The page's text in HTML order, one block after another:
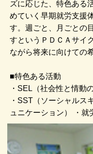
ズに応じた、特色ある
めていく早期就労支援
す。週ごと、月ごとの
すというＰＤＣＡサイ
ながら将来に向けての
■特色ある活動
・SEL（社会性と情動
・SST（ソーシャルス
ュニケーション） ・就